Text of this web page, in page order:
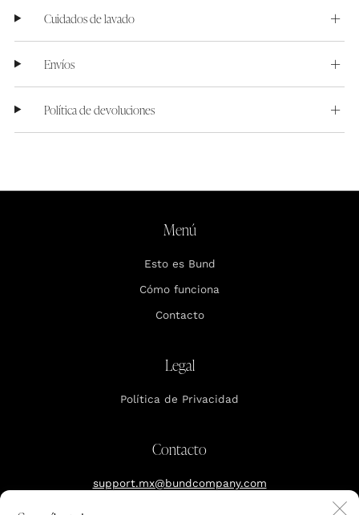
Cuidados de lavado
Envíos
Política de devoluciones
Menú
Esto es Bund
Cómo funciona
Contacto
Legal
Política de Privacidad
Contacto
support.mx@bundcompany.com